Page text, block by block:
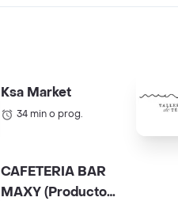
Ksa Market
34 min o prog.
CAFETERIA BAR
MAXY (Productos